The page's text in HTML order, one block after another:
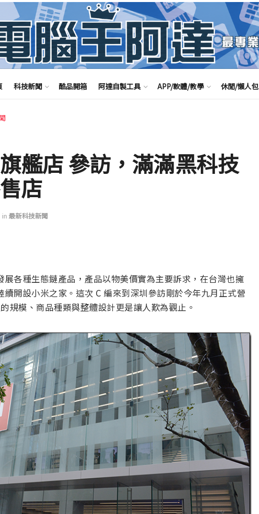
科技新聞 酷品開箱 阿達自製工具 APP/軟體/教學 休閒/懶人包
艦店 參訪，滿滿黑科技
店
in 最新科技新聞
各種生態鏈產品，產品以物美價實為主要訴求，在台灣也擁
開設小米之家。這次 C 編來到深圳參訪剛於今年九月正式營
規模、商品種類與整體設計更是讓人歎為觀止。